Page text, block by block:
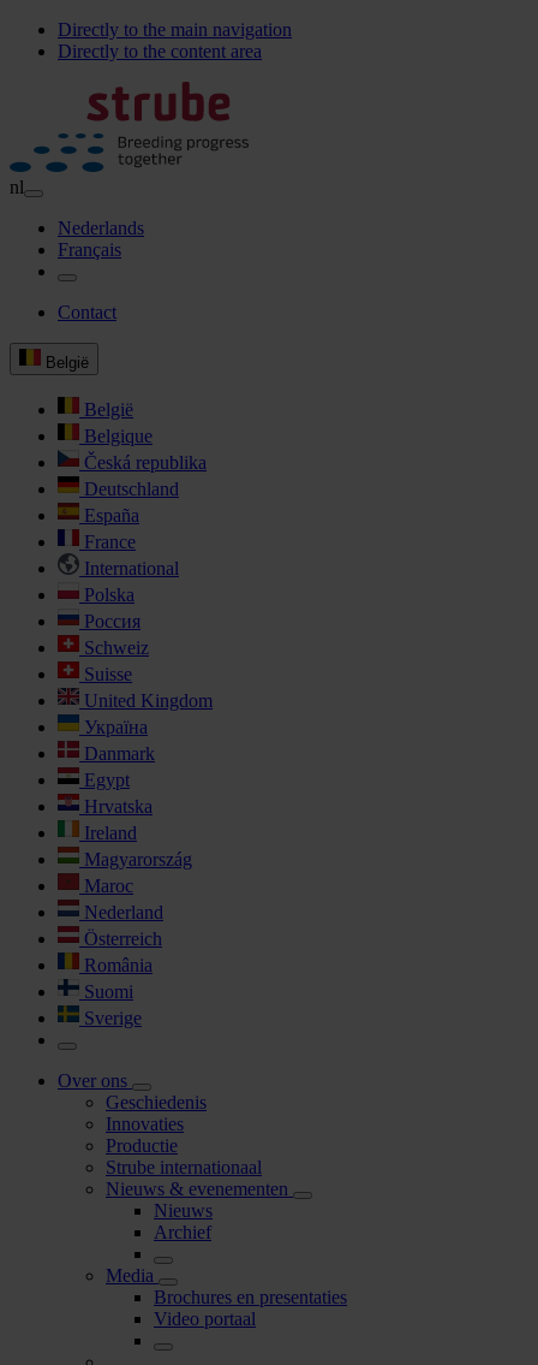
Directly to the main navigation
Directly to the content area
nl
Nederlands
Français
Contact
België
België
Belgique
Česká republika
Deutschland
España
France
International
Polska
Россия
Schweiz
Suisse
United Kingdom
Україна
Danmark
Egypt
Hrvatska
Ireland
Magyarország
Maroc
Nederland
Österreich
România
Suomi
Sverige
Over ons
Geschiedenis
Innovaties
Productie
Strube internationaal
Nieuws & evenementen
Nieuws
Archief
Media
Brochures en presentaties
Video portaal